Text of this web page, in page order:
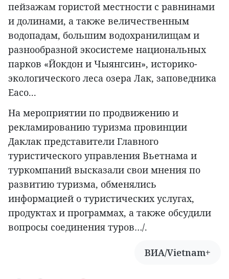
пейзажам гористой местности с равнинами
и долинами, а также величественным
водопадам, большим водохранилищам и
разнообразной экосистеме национальных
парков «Йокдон и Чыянгсин», историко-
экологического леса озера Лак, заповедника
Еасо...
На мероприятии по продвижению и
рекламированию туризма провинции
Даклак представители Главного
туристического управления Вьетнама и
туркомпаний высказали свои мнения по
развитию туризма, обменялись
информацией о туристических услугах,
продуктах и программах, а также обсудили
вопросы соединения туров…/.
ВИА/Vietnam+